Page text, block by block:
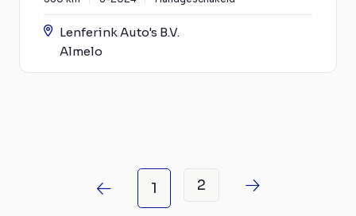
Lenferink Auto's B.V.
Almelo
1 2